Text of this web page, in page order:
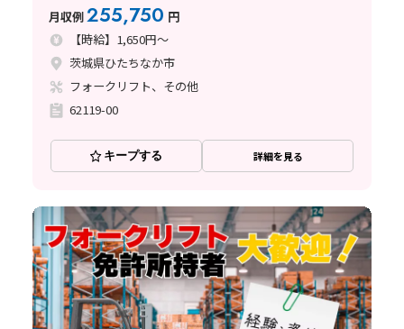
月収例255,750 円
【時給】1,650円～
茨城県ひたちなか市
フォークリフト、その他
62119-00
キープする 詳細を見る